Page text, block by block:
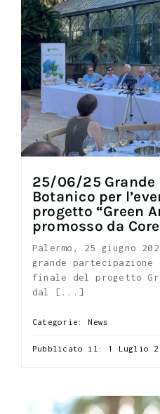
25/06/25 Grande
Botanico per
progetto “Green
promosso da
Palermo, 25 giugno
grande
finale del progetto
dal [...]
Categorie: News
Pubblicato il: 1 Luglio